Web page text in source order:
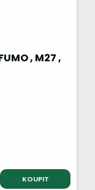
, M27 ,
KOUPIT